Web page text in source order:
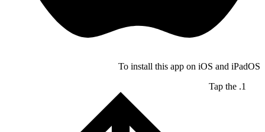
To install this app on iOS and iPadOS
Tap the